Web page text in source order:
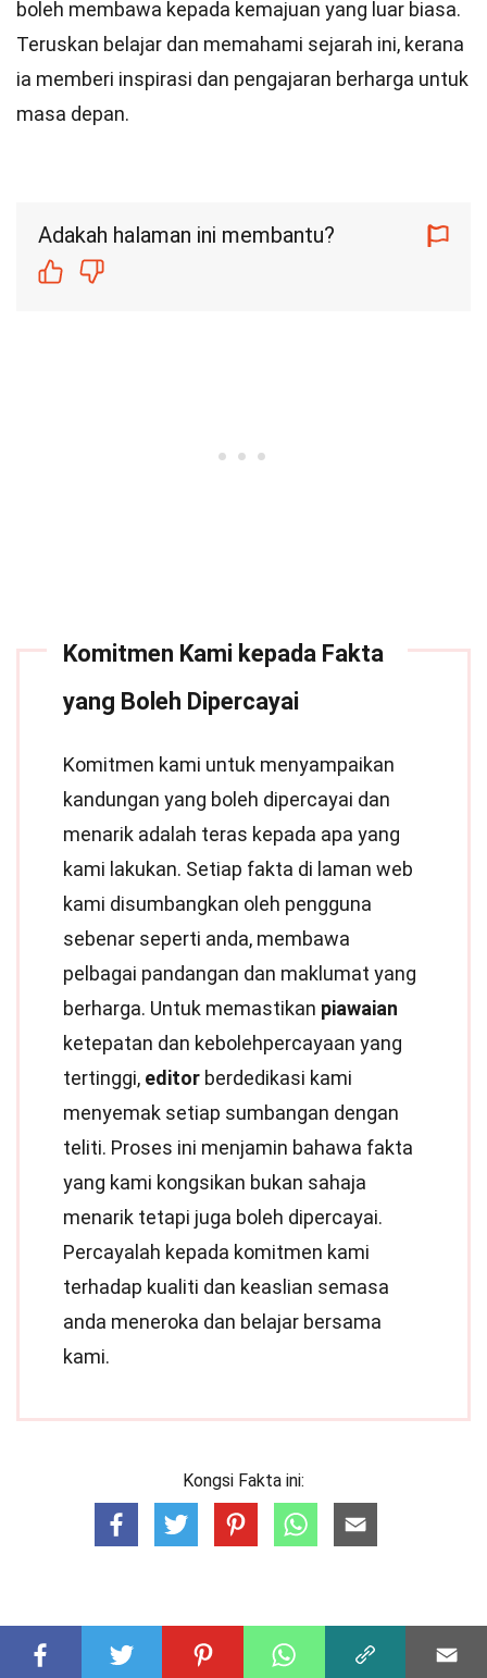
boleh membawa kepada kemajuan yang luar biasa.
Teruskan belajar dan memahami sejarah ini, kerana
ia memberi inspirasi dan pengajaran berharga untuk
masa depan.
Adakah halaman ini membantu?
Komitmen Kami kepada Fakta
yang Boleh Dipercayai
Komitmen kami untuk menyampaikan
kandungan yang boleh dipercayai dan
menarik adalah teras kepada apa yang
kami lakukan. Setiap fakta di laman web
kami disumbangkan oleh pengguna
sebenar seperti anda, membawa
pelbagai pandangan dan maklumat yang
berharga. Untuk memastikan piawaian
ketepatan dan kebolehpercayaan yang
tertinggi, editor berdedikasi kami
menyemak setiap sumbangan dengan
teliti. Proses ini menjamin bahawa fakta
yang kami kongsikan bukan sahaja
menarik tetapi juga boleh dipercayai.
Percayalah kepada komitmen kami
terhadap kualiti dan keaslian semasa
anda meneroka dan belajar bersama
kami.
Kongsi Fakta ini: